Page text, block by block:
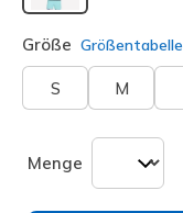
ausgewählt
Größe Größentabelle
S M
Menge